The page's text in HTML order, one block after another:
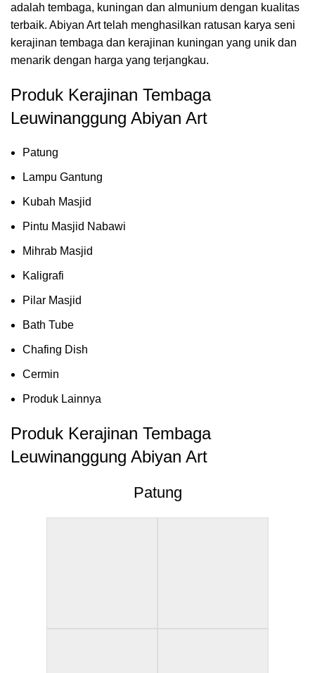
adalah tembaga, kuningan dan almunium dengan kualitas
terbaik. Abiyan Art telah menghasilkan ratusan karya seni
kerajinan tembaga dan kerajinan kuningan yang unik dan
menarik dengan harga yang terjangkau.
Produk Kerajinan Tembaga
Leuwinanggung Abiyan Art
Patung
Lampu Gantung
Kubah Masjid
Pintu Masjid Nabawi
Mihrab Masjid
Kaligrafi
Pilar Masjid
Bath Tube
Chafing Dish
Cermin
Produk Lainnya
Produk Kerajinan Tembaga
Leuwinanggung Abiyan Art
Patung